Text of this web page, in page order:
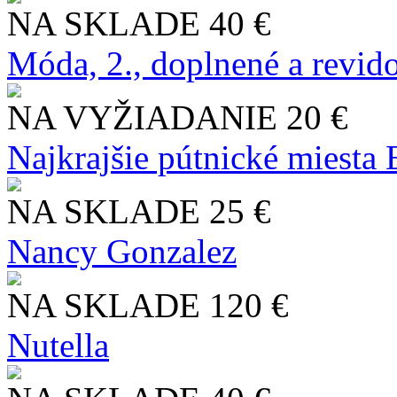
NA SKLADE 40 €
Móda, 2., doplnené a
NA VYŽIADANIE 20 €
Najkrajšie pútnické miesta
NA SKLADE 25 €
Nancy Gonzalez
NA SKLADE 120 €
Nutella